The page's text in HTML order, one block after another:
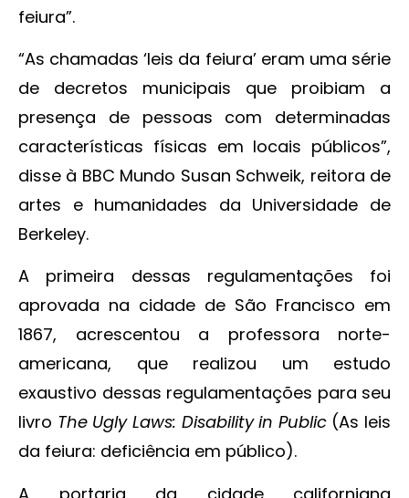
feiura”.
“As chamadas ‘leis da feiura’ eram uma série
de decretos municipais que proibiam a
presença de pessoas com determinadas
características físicas em locais públicos”,
disse à BBC Mundo Susan Schweik, reitora de
artes e humanidades da Universidade de
Berkeley.
A primeira dessas regulamentações foi
aprovada na cidade de São Francisco em
1867, acrescentou a professora norte-
americana, que realizou um estudo
exaustivo dessas regulamentações para seu
livro The Ugly Laws: Disability in Public(As leis
da feiura: deficiência em público).